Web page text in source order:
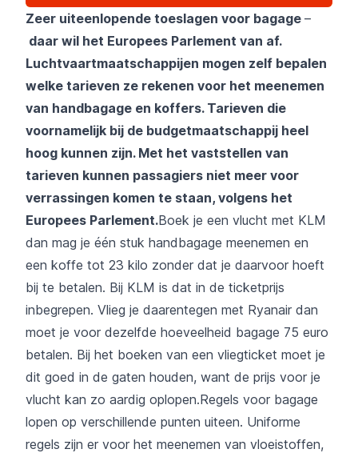
Zeer uiteenlopende toeslagen voor bagage –
daar wil het Europees Parlement van af.
Luchtvaartmaatschappijen mogen zelf bepalen
welke tarieven ze rekenen voor het meenemen
van handbagage en koffers. Tarieven die
voornamelijk bij de budgetmaatschappij heel
hoog kunnen zijn. Met het vaststellen van
tarieven kunnen passagiers niet meer voor
verrassingen komen te staan, volgens het
Europees Parlement.Boek je een vlucht met KLM
dan mag je één stuk handbagage meenemen en
een koffe tot 23 kilo zonder dat je daarvoor hoeft
bij te betalen. Bij KLM is dat in de ticketprijs
inbegrepen. Vlieg je daarentegen met Ryanair dan
moet je voor dezelfde hoeveelheid bagage 75 euro
betalen. Bij het boeken van een vliegticket moet je
dit goed in de gaten houden, want de prijs voor je
vlucht kan zo aardig oplopen.Regels voor bagage
lopen op verschillende punten uiteen. Uniforme
regels zijn er voor het meenemen van vloeistoffen,